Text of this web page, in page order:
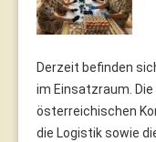
Derzeit befinden
im Einsatzraum.
österreichischen
die Logistik sowie